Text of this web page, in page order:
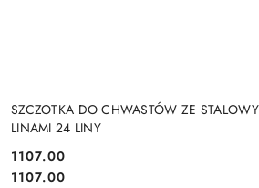
SZCZOTKA DO CHWASTÓW ZE
LINAMI 24 LINY
Cena:
1107.00
Cena:
1107.00